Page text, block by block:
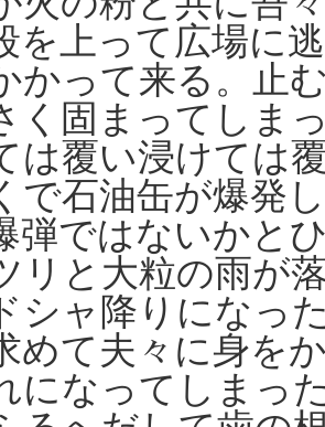
を上って広場に
かって来る。止
く固まってしま
は覆い浸けては
で石油缶が爆発
弾ではないかと
リと大粒の雨が
シャ降りになっ
めて夫々に身を
になってしまっ